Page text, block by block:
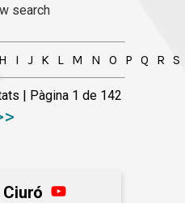
search
H I J K L M N O P Q R S
| Pàgina 1 de 142
Ciuró